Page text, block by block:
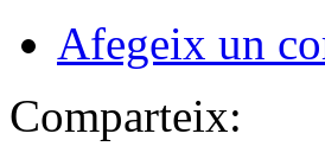
Afegeix un
Comparteix: